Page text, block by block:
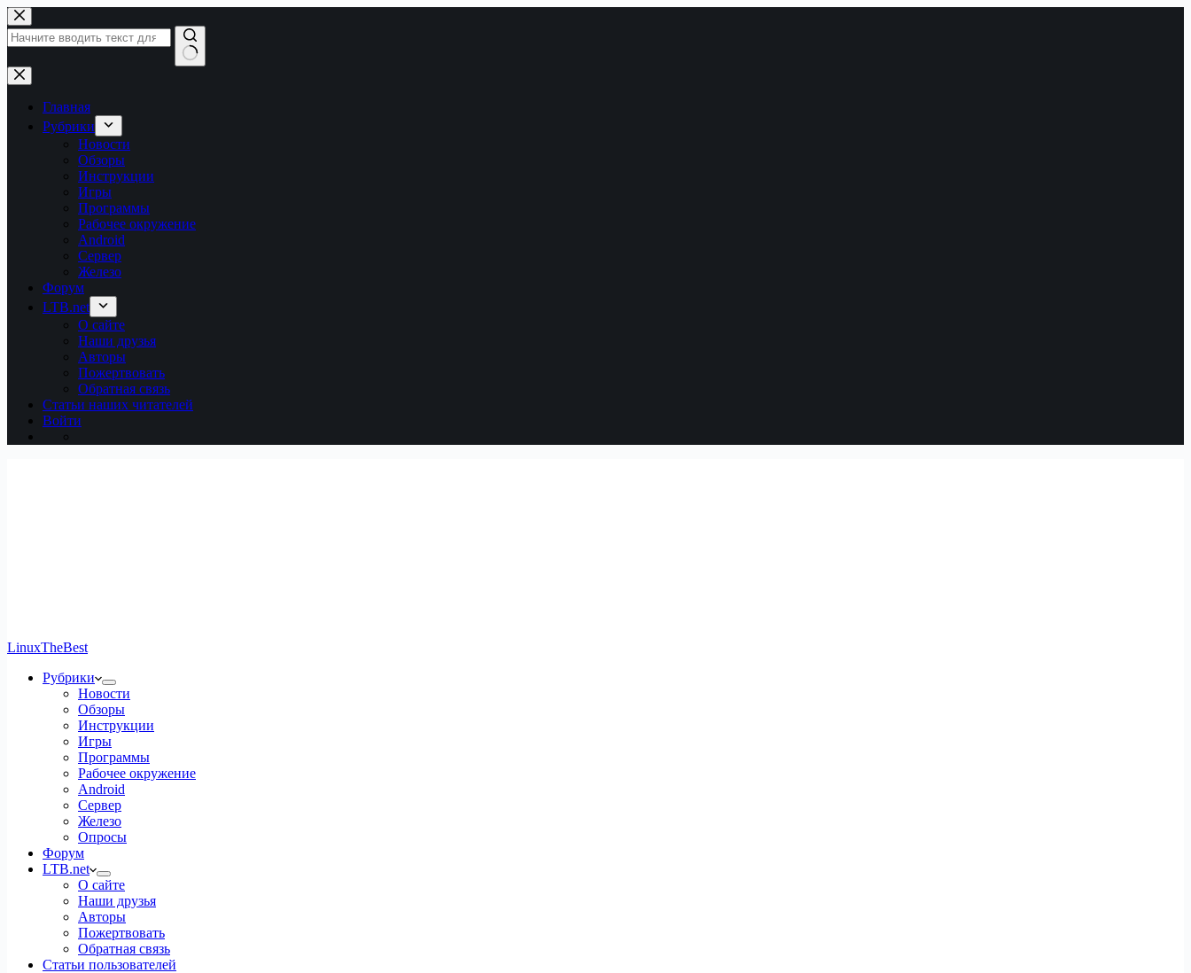
Перейти
к
сути
Ничего
не
найденоГлавная
Рубрики
Новости
Обзоры
Инструкции
Игры
Программы
Рабочее окружение
Android
Сервер
Железо
Форум
LTB.net
О сайте
Наши друзья
Авторы
Пожертвовать
Обратная связь
Статьи наших читателей
Войти
LinuxTheBest
Рубрики
Новости
Обзоры
Инструкции
Игры
Программы
Рабочее окружение
Android
Сервер
Железо
Опросы
Форум
LTB.net
О сайте
Наши друзья
Авторы
Пожертвовать
Обратная связь
Статьи пользователей